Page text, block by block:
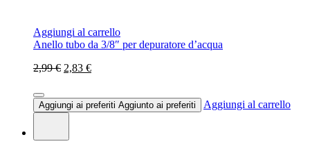
Aggiungi al carrello
Anello tubo da 3/8″ per depuratore d’acqua
2,99 € 2,83 €
Aggiungi ai preferiti Aggiunto ai preferiti Aggiungi al carrello